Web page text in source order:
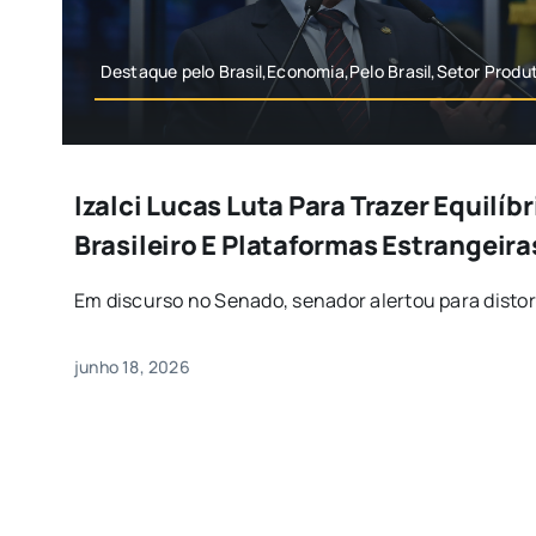
Destaque pelo Brasil,Economia,Pelo Brasil,Setor
Izalci Lucas Luta Para Trazer
Brasileiro E Plataformas
Em discurso no Senado, senador alertou para
junho 18, 2026